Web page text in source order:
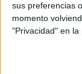
sus preferencias
momento
"Privacidad" en